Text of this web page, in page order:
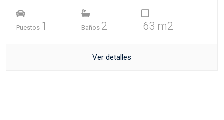
Puestos 1 Baños 2 63 m2
Ver detalles